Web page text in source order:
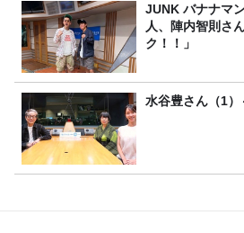
JUNK バナナマン「三大“小MC”の一
人、陣内智則さ
ク！！」
水谷豊さん（1）